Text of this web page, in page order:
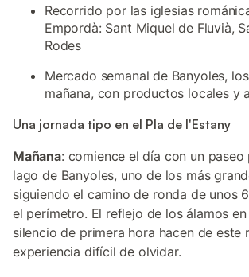
Recorrido por las iglesias
Empordà: Sant Miquel de Fluvià,
Rodes
Mercado semanal de Banyoles,
mañana, con productos locales y
Una jornada tipo en el Pla de l'Estany
Mañana: comience el día con un
lago de Banyoles, uno de los más
siguiendo el camino de ronda de unos
el perímetro. El reflejo de los álamos
silencio de primera hora hacen de este
experiencia difícil de olvidar.